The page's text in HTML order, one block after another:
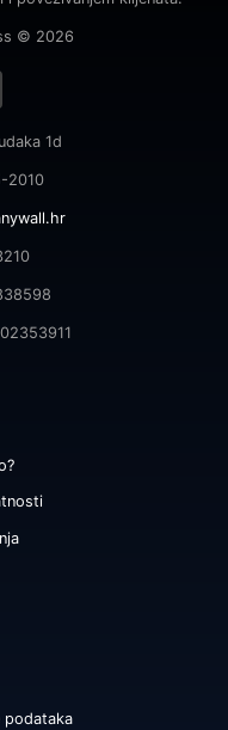
© 2026
1d
2010
podataka